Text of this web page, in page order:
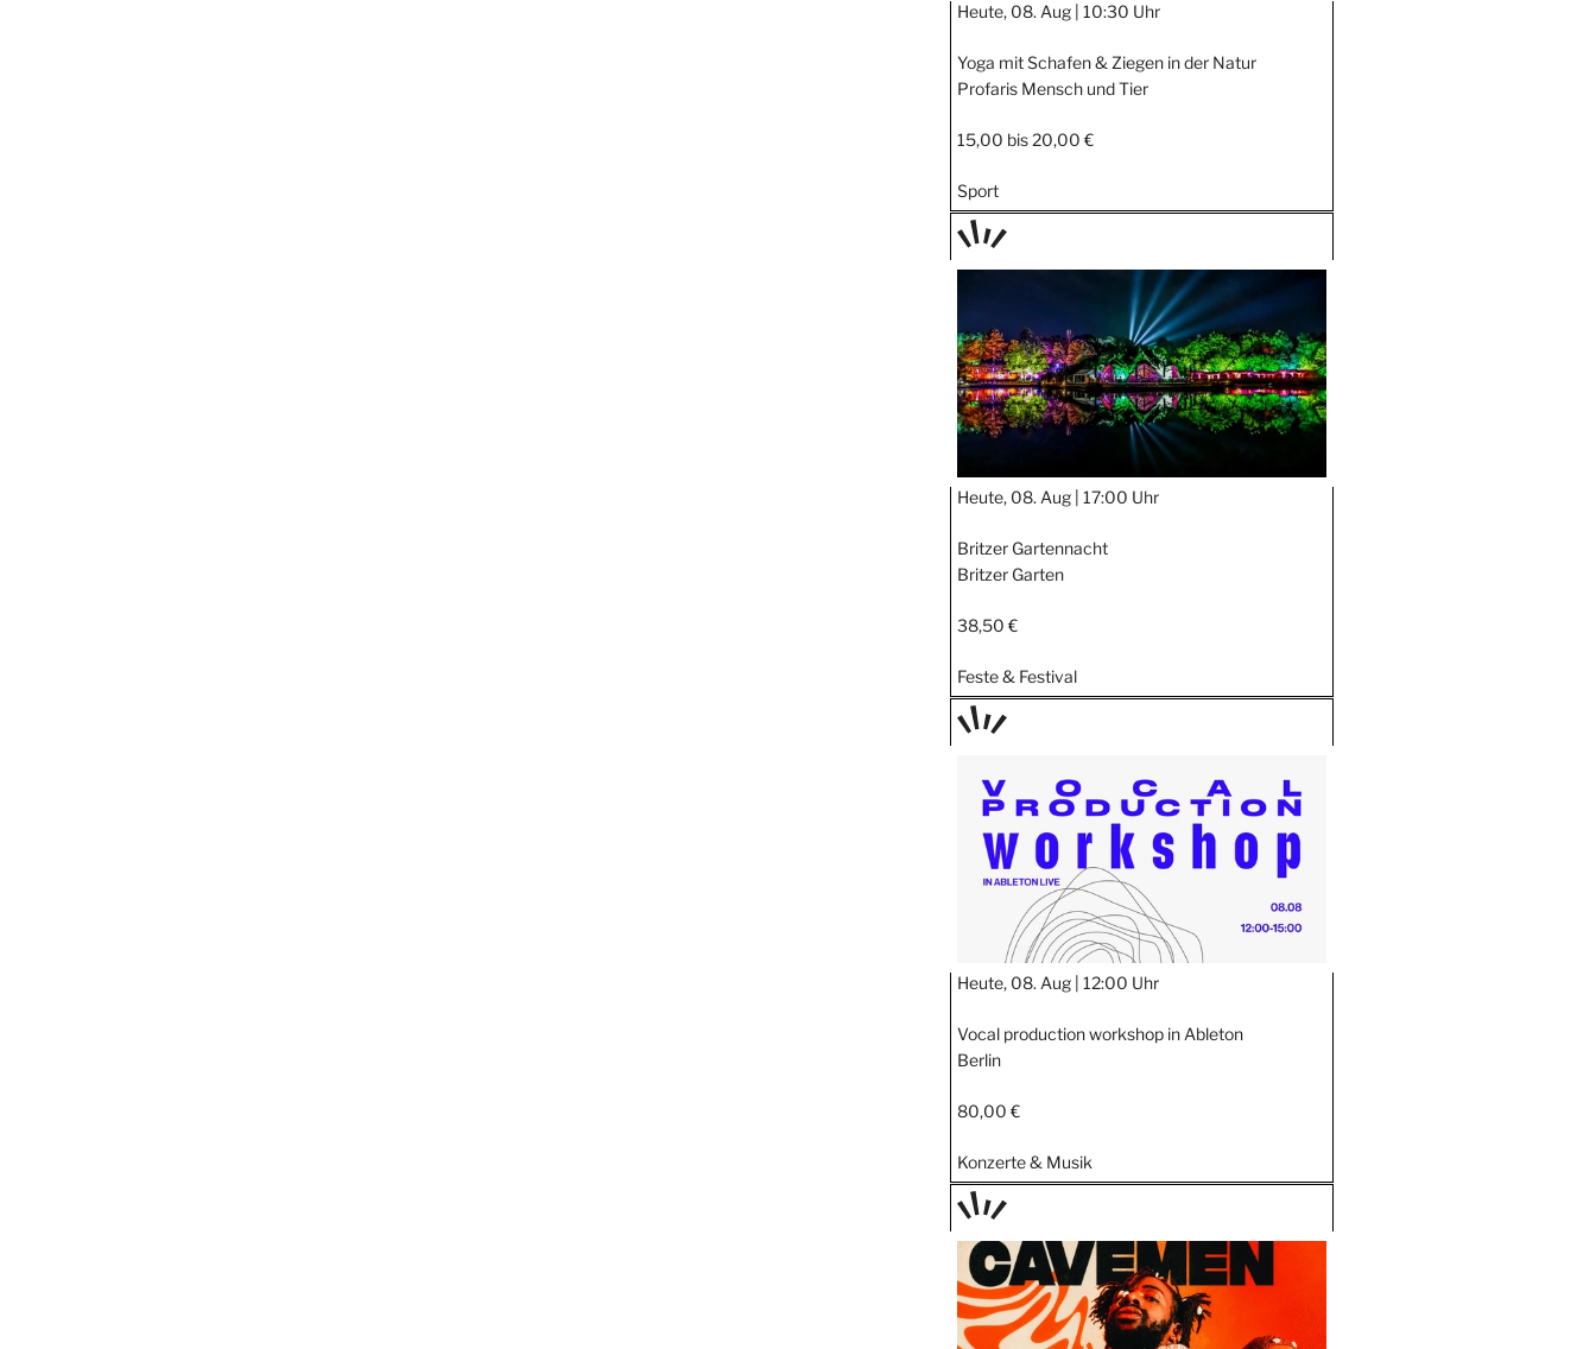
Heute, 08. Aug | 10:30 Uhr
Yoga mit Schafen & Ziegen in der Natur
Profaris Mensch und Tier
15,00 bis 20,00 €
Sport
TAGE
Heute, 08. Aug | 17:00 Uhr
Britzer Gartennacht
Britzer Garten
38,50 €
Feste & Festival
STIPP
Heute, 08. Aug | 12:00 Uhr
Vocal production workshop in Ableton
Berlin
80,00 €
Konzerte & Musik
TAGE
STIPP